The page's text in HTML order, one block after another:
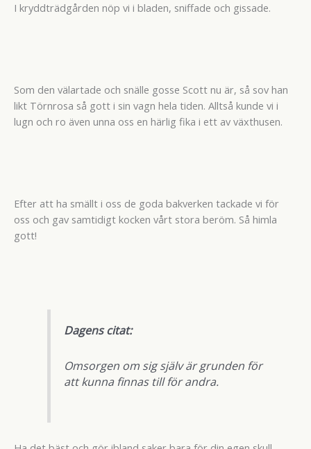
I kryddträdgården nöp vi i bladen, sniffade och gissade.
Som den välartade och snälle gosse Scott nu är, så sov han
likt Törnrosa så gott i sin vagn hela tiden. Alltså kunde vi i
lugn och ro även unna oss en härlig fika i ett av växthusen.
Efter att ha smällt i oss de goda bakverken tackade vi för
oss och gav samtidigt kocken vårt stora beröm. Så himla
gott!
Dagens citat:
Omsorgen om sig själv är grunden för
att kunna finnas till för andra.